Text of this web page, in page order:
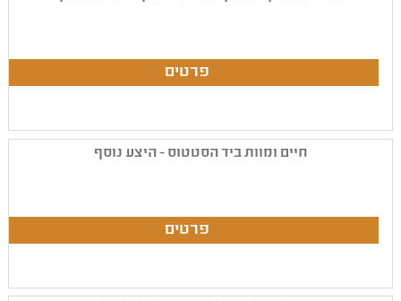
חיים ומוות ביד הסטטוס - היצע נוסף